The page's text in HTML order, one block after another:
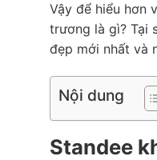
Vậy để hiểu hơn
trương là gì? Tại
đẹp mới nhất và
Nội dung
Standee